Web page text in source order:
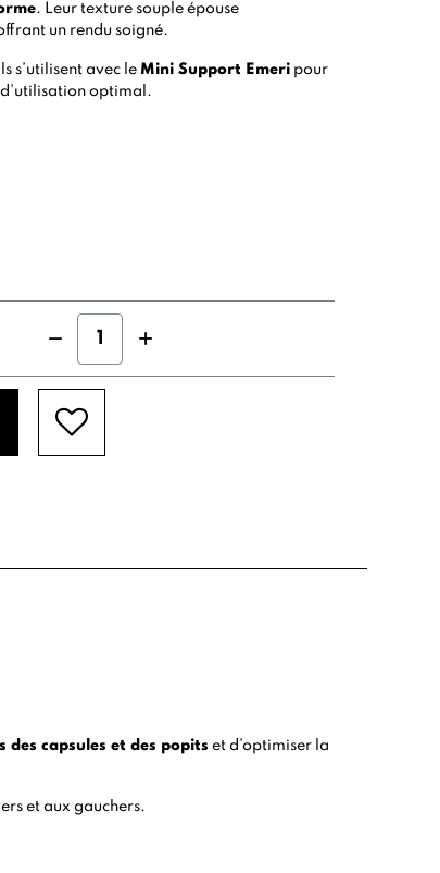
. Leur texture souple épouse
un rendu soigné.
s’utilisent avec le Mini Support Emeri pour
optimal.
des capsules et des popits et d’optimiser la
et aux gauchers.